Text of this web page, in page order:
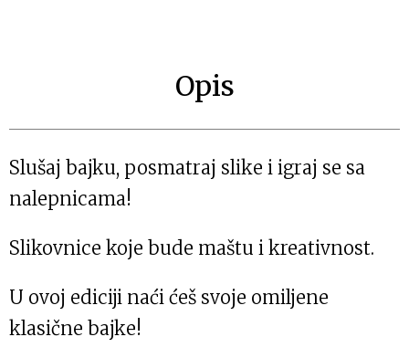
Opis
Slušaj bajku, posmatraj slike i igraj se sa
nalepnicama!
Slikovnice koje bude maštu i kreativnost.
U ovoj ediciji naći ćeš svoje omiljene
klasične bajke!